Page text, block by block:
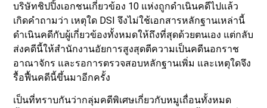
บริษัทชิปปิ้งเอกชนเกี่ยวข้อง 10 แห่งถูกดำเนินคดีไปแล้ว
เกิดคำถามว่า เหตุใด DSI จึงไม่ใช้เอกสารหลักฐานเหล่านี้
ดำเนินคดีกับผู้เกี่ยวข้องทั้งหมดให้ถึงที่สุดด้วยตนเอง แต่กลับ
ส่งคดีนี้ให้สำนักงานอัยการสูงสุดตีความเป็นคดีนอกราช
อาณาจักร และรอการตรวจสอบหลักฐานเพิ่ม และเหตุใดจึง
รื้อฟื้นคดีนี้ขึ้นมาอีกครั้ง
เป็นที่ทราบกันว่ากลุ่มคดีพิเศษเกี่ยวกับหมูเถื่อนทั้งหมด